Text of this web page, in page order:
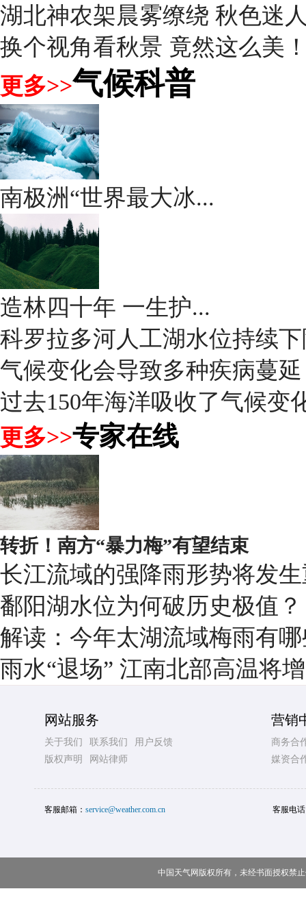
湖北神农架晨雾缭绕 秋色迷
换个视角看秋景 竟然这么美
更多>>气候科普
南极洲“世界最大冰...
造林四十年 一生护...
科罗拉多河人工湖水位持续
气候变化会导致多种疾病蔓延
过去150年海洋吸收了气候变
更多>>专家在线
转折！南方“暴力梅”有望结束
长江流域的强降雨形势将发
鄱阳湖水位为何破历史极值？
解读：今年太湖流域梅雨有
雨水“退场” 江南北部高温将
网站服务
关于我们 联系我们
用户反馈
版权声明
网站律师
营销
商务合
媒资合
客服邮箱： service@weather.com.cn 客服电
中国天气网版权所有，未经书面授权